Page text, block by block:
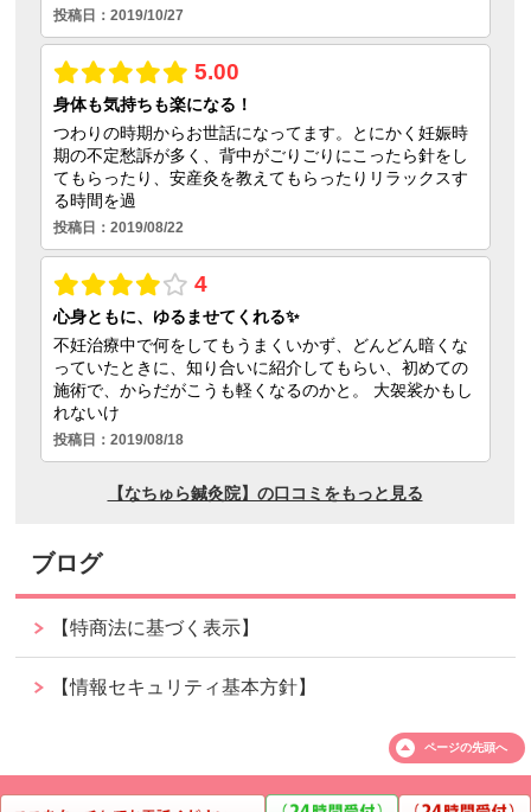
ブログ
【特商法に基づく表示】
【情報セキュリティ基本方針】
ページの先頭へ